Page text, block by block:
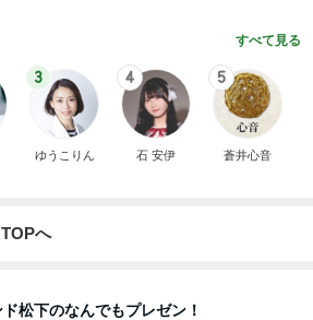
すべて見る
3
ゆうこりん
4
石 安伊
5
蒼井心音
へ
松下のなんでもプレゼン！